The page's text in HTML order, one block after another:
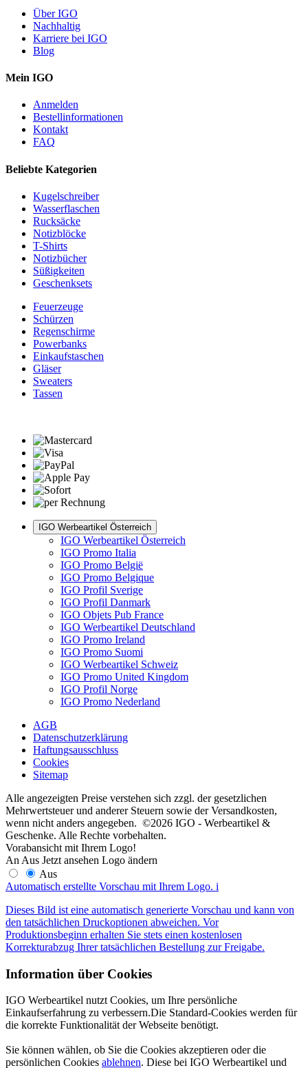
Über IGO
Nachhaltig
Karriere bei IGO
Blog
Mein IGO
Anmelden
Bestellinformationen
Kontakt
FAQ
Beliebte Kategorien
Kugelschreiber
Wasserflaschen
Rucksäcke
Notizblöcke
T-Shirts
Notizbücher
Süßigkeiten
Geschenksets
Feuerzeuge
Schürzen
Regenschirme
Powerbanks
Einkaufstaschen
Gläser
Sweaters
Tassen
IGO Werbeartikel Österreich
IGO Werbeartikel Österreich
IGO Promo Italia
IGO Promo België
IGO Promo Belgique
IGO Profil Sverige
IGO Profil Danmark
IGO Objets Pub France
IGO Werbeartikel Deutschland
IGO Promo Ireland
IGO Promo Suomi
IGO Werbeartikel Schweiz
IGO Promo United Kingdom
IGO Profil Norge
IGO Promo Nederland
AGB
Datenschutzerklärung
Haftungsausschluss
Cookies
Sitemap
Alle angezeigten Preise verstehen sich zzgl. der gesetzlichen
Mehrwertsteuer und anderer Steuern sowie der Versandkosten,
wenn nicht anders angegeben. ©2026 IGO - Werbeartikel &
Geschenke. Alle Rechte vorbehalten.
Vorabansicht mit Ihrem Logo!
An Aus Jetzt ansehen Logo ändern
Aus
Automatisch erstellte Vorschau mit Ihrem Logo. i
Dieses Bild ist eine automatisch generierte Vorschau und kann von
den tatsächlichen Druckoptionen abweichen. Vor
Produktionsbeginn erhalten Sie stets einen kostenlosen
Korrekturabzug Ihrer tatsächlichen Bestellung zur Freigabe.
Information über Cookies
IGO Werbeartikel nutzt Cookies, um Ihre persönliche
Einkaufserfahrung zu verbessern.Die Standard-Cookies werden für
die korrekte Funktionalität der Webseite benötigt.
Sie können wählen, ob Sie die Cookies akzeptieren oder die
persönlichen Cookies ablehnen. Diese bei IGO Werbeartikel und